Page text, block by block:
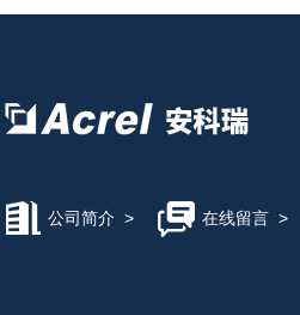
公司简介 > 在线留言>